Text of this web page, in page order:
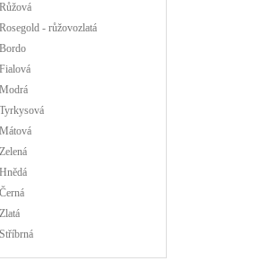
Růžová
Rosegold - růžovozlatá
Bordo
Fialová
Modrá
Tyrkysová
Mátová
Zelená
Hnědá
Černá
Zlatá
Stříbrná